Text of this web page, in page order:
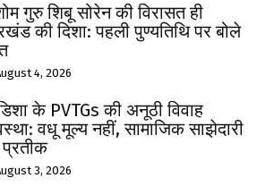
गुरु शिबू सोरेन की विरासत ही
की दिशा: पहली पुण्यतिथि पर बोले
4, 2026
के PVTGs की अनूठी विवाह
वधू मूल्य नहीं, सामाजिक साझेदारी
3, 2026